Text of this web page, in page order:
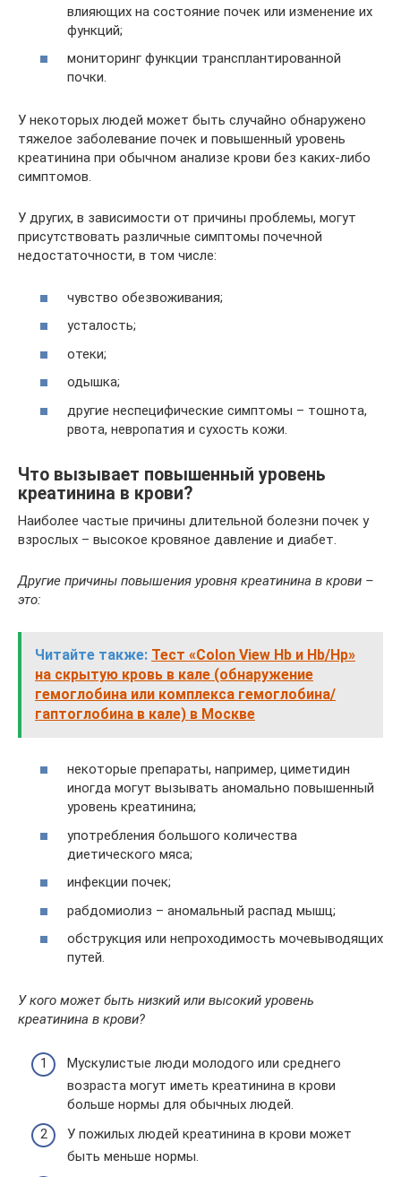
влияющих на состояние почек или изменение их
функций;
мониторинг функции трансплантированной
почки.
У некоторых людей может быть случайно обнаружено
тяжелое заболевание почек и повышенный уровень
креатинина при обычном анализе крови без каких-либо
симптомов.
У других, в зависимости от причины проблемы, могут
присутствовать различные симптомы почечной
недостаточности, в том числе:
чувство обезвоживания;
усталость;
отеки;
одышка;
другие неспецифические симптомы – тошнота,
рвота, невропатия и сухость кожи.
Что вызывает повышенный уровень
креатинина в крови?
Наиболее частые причины длительной болезни почек у
взрослых – высокое кровяное давление и диабет.
Другие причины повышения уровня креатинина в крови –
это:
Читайте также: Тест «Colon View Hb и Hb/Hp»
на скрытую кровь в кале (обнаружение
гемоглобина или комплекса гемоглобина/
гаптоглобина в кале) в Москве
некоторые препараты, например, циметидин
иногда могут вызывать аномально повышенный
уровень креатинина;
употребления большого количества
диетического мяса;
инфекции почек;
рабдомиолиз – аномальный распад мышц;
обструкция или непроходимость мочевыводящих
путей.
У кого может быть низкий или высокий уровень
креатинина в крови?
Мускулистые люди молодого или среднего
возраста могут иметь креатинина в крови
больше нормы для обычных людей.
У пожилых людей креатинина в крови может
быть меньше нормы.